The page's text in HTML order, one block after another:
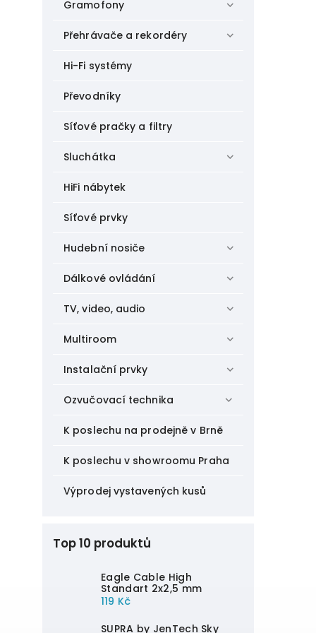
Gramofony
Přehrávače a rekordéry
Hi-Fi systémy
Převodníky
Síťové pračky a filtry
Sluchátka
HiFi nábytek
Síťové prvky
Hudební nosiče
Dálkové ovládání
TV, video, audio
Multiroom
Instalační prvky
Ozvučovací technika
K poslechu na prodejně v Brně
K poslechu v showroomu Praha
Výprodej vystavených kusů
Top 10 produktů
Eagle Cable High
Standart 2x2,5 mm
119 Kč
SUPRA by JenTech Sky